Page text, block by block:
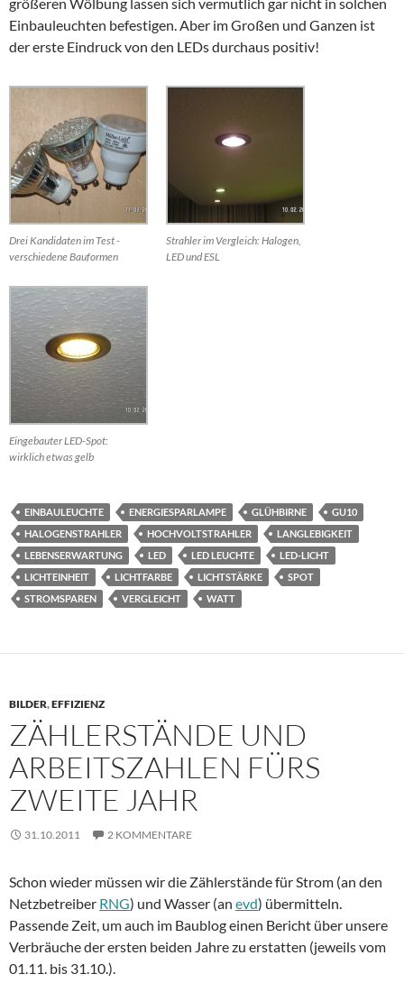
Einbauleuchten befestigen. Aber im Großen und Ganzen ist
der erste Eindruck von den LEDs durchaus positiv!
Drei Kandidaten im Test -
verschiedene Bauformen
Strahler im Vergleich: Halogen,
LED und ESL
Eingebauter LED-Spot:
wirklich etwas gelb
EINBAULEUCHTE ENERGIESPARLAMPE GLÜHBIRNE
GU10
HALOGENSTRAHLER
HOCHVOLTSTRAHLER
LANGLEBIGKEIT
LEBENSERWARTUNG
LED LED LEUCHTE
LED-LICHT
LICHTEINHEIT
LICHTFARBE LICHTSTÄRKE
SPOT
STROMSPAREN
VERGLEICHT WATT
BILDER,EFFIZIENZ
ZÄHLERSTÄNDE UND
ARBEITSZAHLEN FÜRS
ZWEITE JAHR
31.10.2011 2 KOMMENTARE
Schon wieder müssen wir die Zählerstände für Strom (an den
Netzbetreiber RNG) und Wasser (an evd) übermitteln.
Passende Zeit, um auch im Baublog einen Bericht über unsere
Verbräuche der ersten beiden Jahre zu erstatten (jeweils vom
01.11. bis 31.10.).